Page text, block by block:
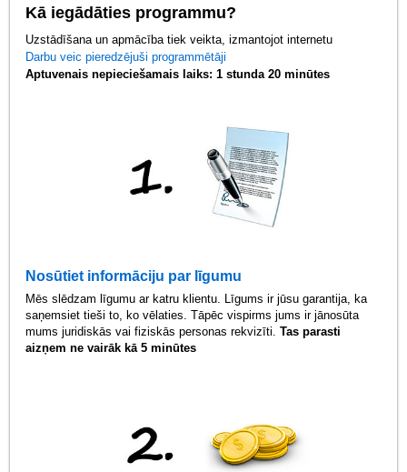
Kā iegādāties programmu?
Uzstādīšana un apmācība tiek veikta, izmantojot internetu
Darbu veic pieredzējuši programmētāji
Aptuvenais nepieciešamais laiks: 1 stunda 20 minūtes
Nosūtiet informāciju par līgumu
Mēs slēdzam līgumu ar katru klientu. Līgums ir jūsu garantija, ka
saņemsiet tieši to, ko vēlaties. Tāpēc vispirms jums ir jānosūta
mums juridiskās vai fiziskās personas rekvizīti.Tas parasti
aizņem ne vairāk kā 5 minūtes